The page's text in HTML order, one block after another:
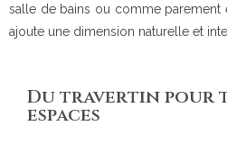
salle de bains ou comme parement
ajoute une dimension naturelle et
Du travertin pour
espaces